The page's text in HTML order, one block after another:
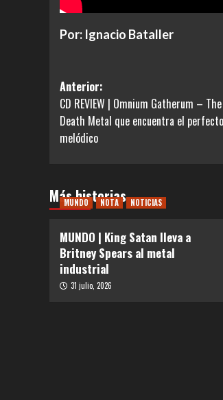
Por: Ignacio Bataller
Navegación
de
entradas
Anterior:
CD REVIEW | Omnium Gatherum –
Death Metal que encuentra el
melódico
Más historias
MUNDO NOTA NOTICIAS
MUNDO | King Satan lleva a
Britney Spears al metal
industrial
31 julio, 2026